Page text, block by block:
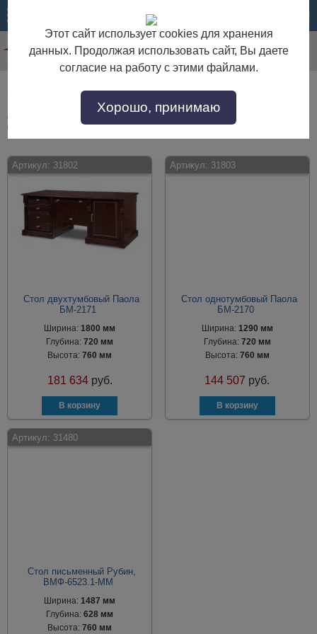
Столы в темных тонах
Столы в темных тонах по выгодной цене. Покупайте в интернет-магазине
"Дом Мебели" с доставкой по Москве и области.
Артикул: 31802
Стол двухтумбовый Паола
БМ-2171
Ширина:1800 мм
Глубина:720 мм
Высота:760 мм
181 634 руб.
Артикул: 31803
Стол однотумбовый Паола
БМ-2170
Ширина: 1290 мм
Глубина: 720 мм
Высота: 760 мм
144 507 руб.
Артикул: 31480
Стол письменный Рубин,
ВМФ-6523.1-ММ
Ширина:1487 мм
Глубина:628 мм
Высота:760 мм
Этот сайт использует cookies для хранения
данных. Продолжая использовать сайт, Вы даете
согласие на работу с этими файлами.
Хорошо, принимаю